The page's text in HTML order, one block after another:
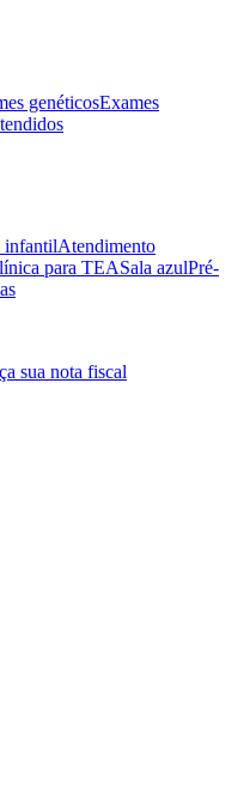
genéticosExames
infantilAtendimento
para TEASala azulPré-
sua nota fiscal